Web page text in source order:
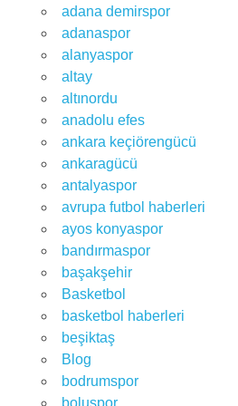
adana demirspor
adanaspor
alanyaspor
altay
altınordu
anadolu efes
ankara keçiörengücü
ankaragücü
antalyaspor
avrupa futbol haberleri
ayos konyaspor
bandırmaspor
başakşehir
Basketbol
basketbol haberleri
beşiktaş
Blog
bodrumspor
boluspor